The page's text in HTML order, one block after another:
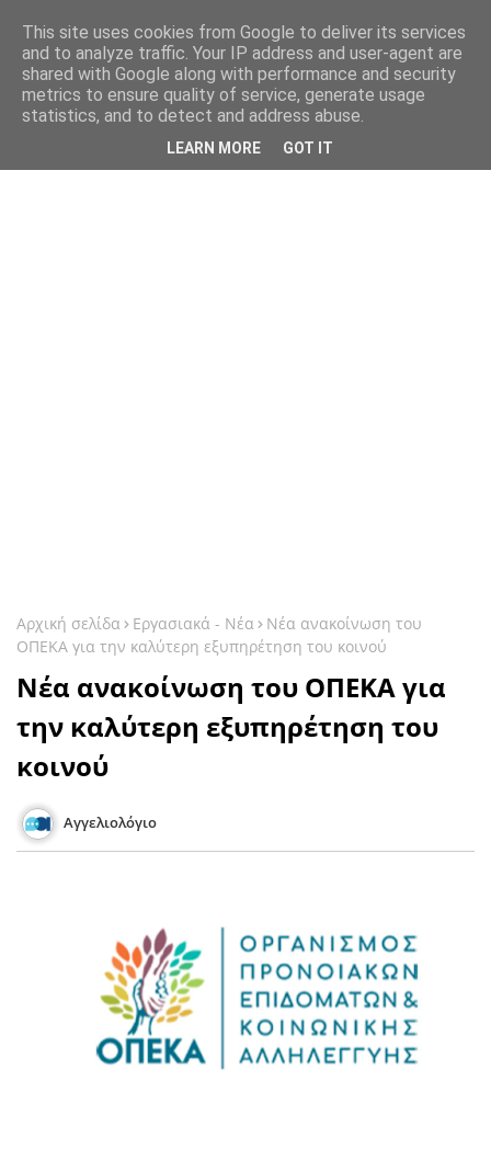
Αρχική σελίδα Εργασιακά - Νέα
Νέα ανακοίνωση του
ΟΠΕΚΑ για την καλύτερη εξυπηρέτηση του κοινού
Νέα ανακοίνωση του ΟΠΕΚΑ για
την καλύτερη εξυπηρέτηση του
κοινού
Αγγελιολόγιο
This site uses cookies from Google to deliver its services
and to analyze traffic. Your IP address and user-agent are
shared with Google along with performance and security
metrics to ensure quality of service, generate usage
statistics, and to detect and address abuse.
LEARN MORE GOT IT